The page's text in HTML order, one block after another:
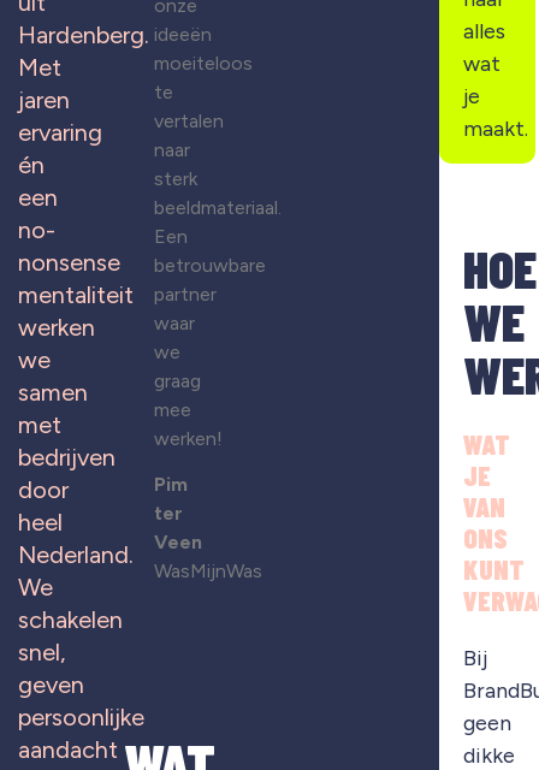
Hardenberg.
Met
jaren
ervaring
én
een
no-
nonsense
mentaliteit
werken
we
samen
met
bedrijven
door
heel
Nederland.
We
schakelen
snel,
geven
persoonlijke
aandacht
onze
ideeën
moeiteloos
te
vertalen
naar
sterk
beeldmateriaal.
Een
betrouwbare
partner
waar
we
graag
mee
werken!
Pim
ter
Veen
WasMijnWas
HOE
WE
WAT
JE
VAN
ONS
KUNT
Bij
geen
dikke
alles
wat
je
maakt.